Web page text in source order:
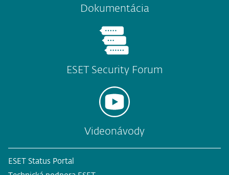
Dokumentácia
ESET Security Forum
Videonávody
ESET Status Portal